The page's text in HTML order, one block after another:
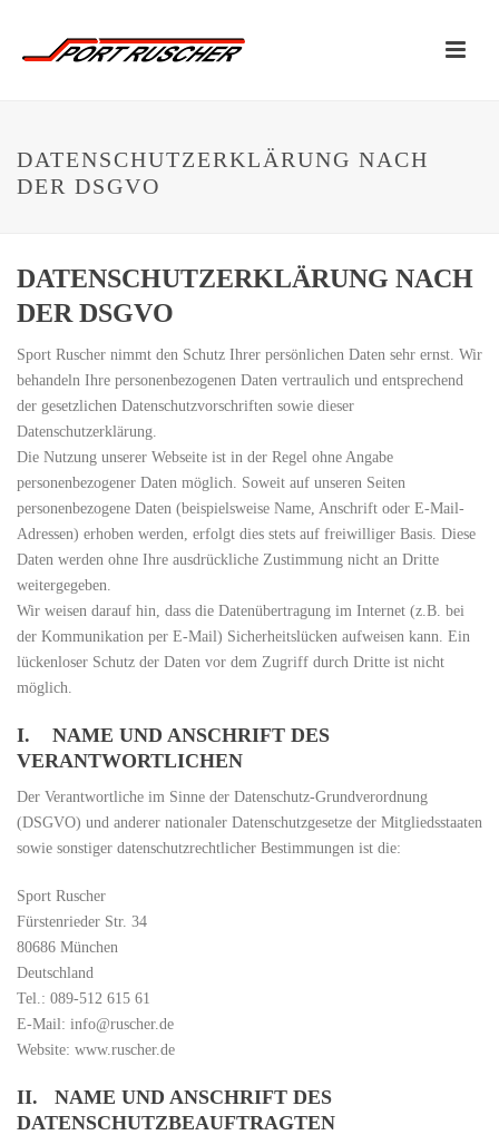
DATENSCHUTZERKLÄRUNG NACH
DER DSGVO
DATENSCHUTZERKLÄRUNG NACH
DER DSGVO
Sport Ruscher nimmt den Schutz Ihrer persönlichen Daten sehr ernst. Wir
behandeln Ihre personenbezogenen Daten vertraulich und entsprechend
der gesetzlichen Datenschutzvorschriften sowie dieser
Datenschutzerklärung.
Die Nutzung unserer Webseite ist in der Regel ohne Angabe
personenbezogener Daten möglich. Soweit auf unseren Seiten
personenbezogene Daten (beispielsweise Name, Anschrift oder E-Mail-
Adressen) erhoben werden, erfolgt dies stets auf freiwilliger Basis. Diese
Daten werden ohne Ihre ausdrückliche Zustimmung nicht an Dritte
weitergegeben.
Wir weisen darauf hin, dass die Datenübertragung im Internet (z.B. bei
der Kommunikation per E-Mail) Sicherheitslücken aufweisen kann. Ein
lückenloser Schutz der Daten vor dem Zugriff durch Dritte ist nicht
möglich.
I. NAME UND ANSCHRIFT DES
VERANTWORTLICHEN
Der Verantwortliche im Sinne der Datenschutz-Grundverordnung
(DSGVO) und anderer nationaler Datenschutzgesetze der Mitgliedsstaaten
sowie sonstiger datenschutzrechtlicher Bestimmungen ist die:
Sport Ruscher
Fürstenrieder Str. 34
80686 München
Deutschland
Tel.: 089-512 615 61
E-Mail: info@ruscher.de
Website: www.ruscher.de
II. NAME UND ANSCHRIFT DES
DATENSCHUTZBEAUFTRAGTEN